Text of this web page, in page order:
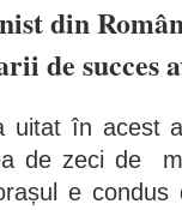
din
de succes
uitat în acest
de zeci de
e